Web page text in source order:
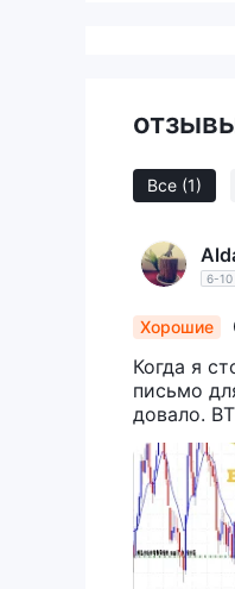
Все (1)
6-10
Хорошие
Когда я
письмо
довало.